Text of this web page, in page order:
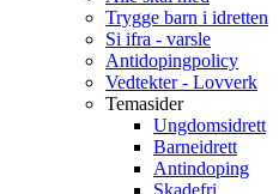
Trygge barn i idretten
Si ifra - varsle
Antidopingpolicy
Vedtekter - Lovverk
Temasider
Ungdomsidrett
Barneidrett
Antindoping
Skadefri